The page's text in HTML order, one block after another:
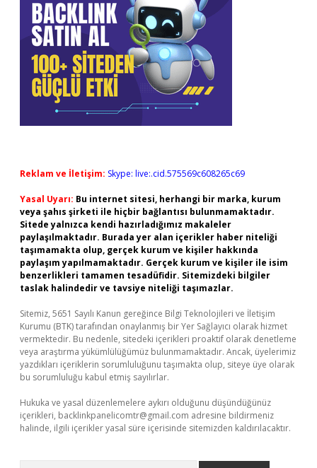
Reklam ve İletişim: Skype: live:.cid.575569c608265c69
Yasal Uyarı: Bu internet sitesi, herhangi bir marka, kurum
veya şahıs şirketi ile hiçbir bağlantısı bulunmamaktadır.
Sitede yalnızca kendi hazırladığımız makaleler
paylaşılmaktadır. Burada yer alan içerikler haber niteliği
taşımamakta olup, gerçek kurum ve kişiler hakkında
paylaşım yapılmamaktadır. Gerçek kurum ve kişiler ile isim
benzerlikleri tamamen tesadüfidir. Sitemizdeki bilgiler
taslak halindedir ve tavsiye niteliği taşımazlar.
Sitemiz, 5651 Sayılı Kanun gereğince Bilgi Teknolojileri ve İletişim
Kurumu (BTK) tarafından onaylanmış bir Yer Sağlayıcı olarak hizmet
vermektedir. Bu nedenle, sitedeki içerikleri proaktif olarak denetleme
veya araştırma yükümlülüğümüz bulunmamaktadır. Ancak, üyelerimiz
yazdıkları içeriklerin sorumluluğunu taşımakta olup, siteye üye olarak
bu sorumluluğu kabul etmiş sayılırlar.
Hukuka ve yasal düzenlemelere aykırı olduğunu düşündüğünüz
içerikleri, backlinkpanelicomtr@gmail.com adresine bildirmeniz
halinde, ilgili içerikler yasal süre içerisinde sitemizden kaldırılacaktır.